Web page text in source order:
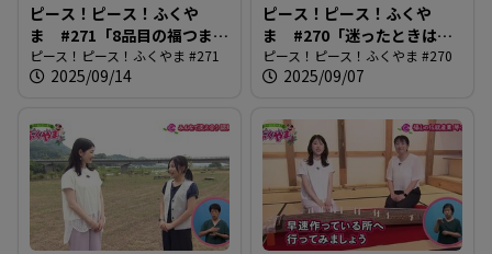
ピース！ピース！ふくや
ま #271「8品目の福つま
み」
ピース！ピース！ふくやま #271
2025/09/14
ピース！ピース！ふくや
ま #270「迷ったときは
#7119へ相談」
ピース！ピース！ふくやま #270
2025/09/07